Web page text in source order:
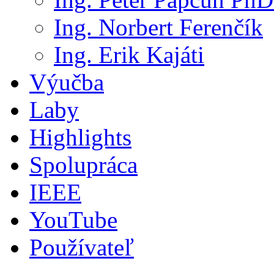
Ing. Norbert Ferenčík
Ing. Erik Kajáti
Výučba
Laby
Highlights
Spolupráca
IEEE
YouTube
Používateľ